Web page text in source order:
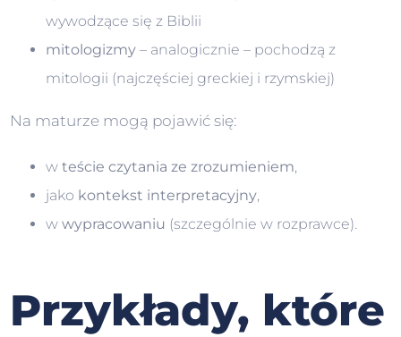
wywodzące się z Biblii
mitologizmy – analogicznie – pochodzą z
mitologii (najczęściej greckiej i rzymskiej)
Na maturze mogą pojawić się:
w teście czytania ze zrozumieniem,
jako kontekst interpretacyjny,
w wypracowaniu (szczególnie w rozprawce).
Przykłady, które